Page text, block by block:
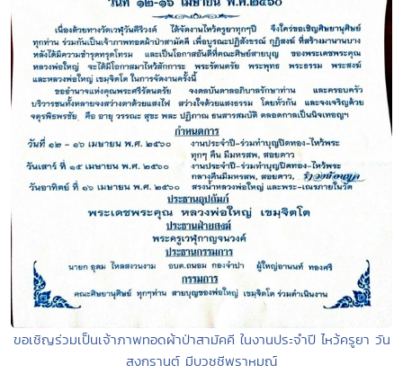
ขอเชิญร่วมเป็นเจ้าภาพทอดผ้าป่าสามัคคี ในงานประจำปี ไหว้ครูยา วัน
สงกรานต์ มีบวชชีพราหมณ์